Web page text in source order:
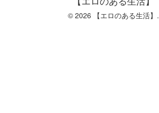
© 2026 【エロのある生活】.